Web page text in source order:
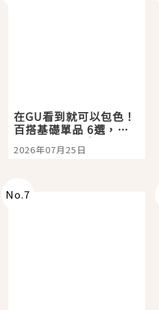
在GU看到就可以包色！
百搭基礎單品 6選，閉
眼全收也不心疼
2026年07月25日
No.7